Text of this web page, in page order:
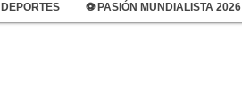
DEPORTES ⚽ PASIÓN MUNDIALISTA 2026